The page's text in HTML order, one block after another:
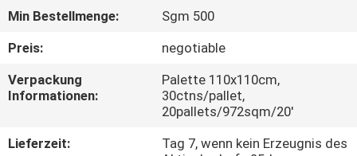
WERKSBESICHTIGUNG
QUALITÄTSKONTROLLE
MIT
Min Bestellmenge:
Sgm 500
Preis:
negotiable
Verpackung
Informationen:
Palette 110x110cm,
30ctns/pallet,
20pallets/972sqm/20'
Lieferzeit:
Tag 7, wenn kein Erzeugnis des